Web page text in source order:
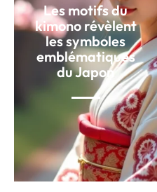
Les motifs du
kimono révèlent
les symboles
emblématiques
du Japon